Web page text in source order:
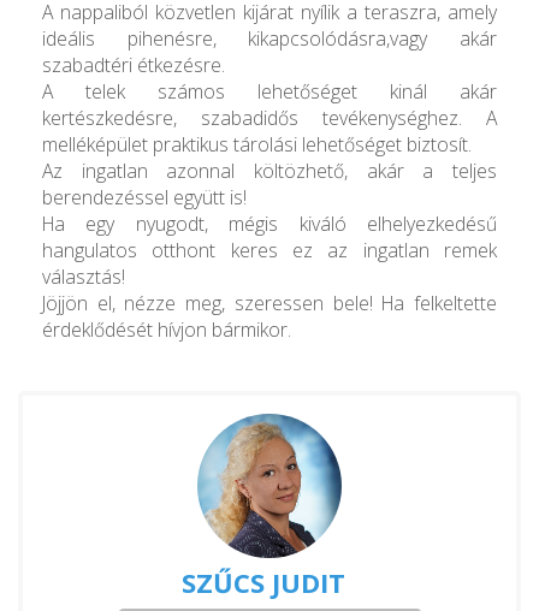
A nappaliból közvetlen kijárat nyílik a teraszra, amely
ideális pihenésre, kikapcsolódásra,vagy akár
szabadtéri étkezésre.
A telek számos lehetőséget kinál akár
kertészkedésre, szabadidős tevékenységhez. A
melléképület praktikus tárolási lehetőséget biztosít.
Az ingatlan azonnal költözhető, akár a teljes
berendezéssel együtt is!
Ha egy nyugodt, mégis kiváló elhelyezkedésű
hangulatos otthont keres ez az ingatlan remek
választás!
Jöjjön el, nézze meg, szeressen bele! Ha felkeltette
érdeklődését hívjon bármikor.
SZŰCS JUDIT